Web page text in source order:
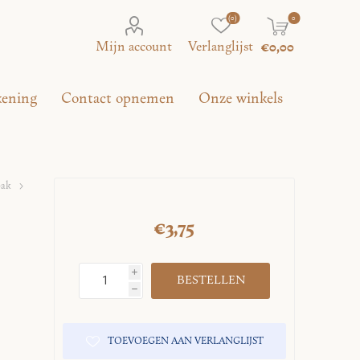
Mijn account Verlanglijst
(0) 0
€0,00
Contact opnemen Onze winkels
€3,75
i
h
TOEVOEGEN AAN VERLANGLIJST